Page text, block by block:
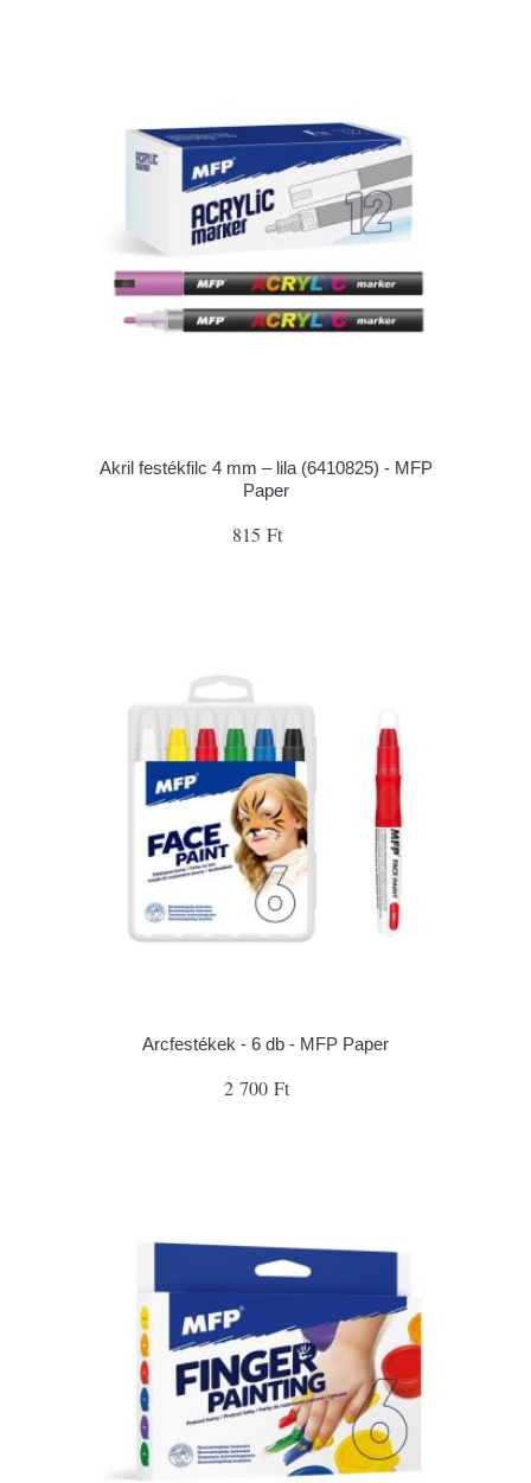
Akril festékfilc 4 mm – lila (6410825) - MFP
Paper
815 Ft
Arcfestékek - 6 db - MFP Paper
2 700 Ft